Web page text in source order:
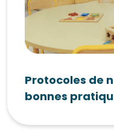
Protocoles de
bonnes